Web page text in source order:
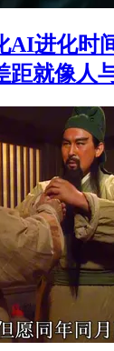
AI进化时
距就像人